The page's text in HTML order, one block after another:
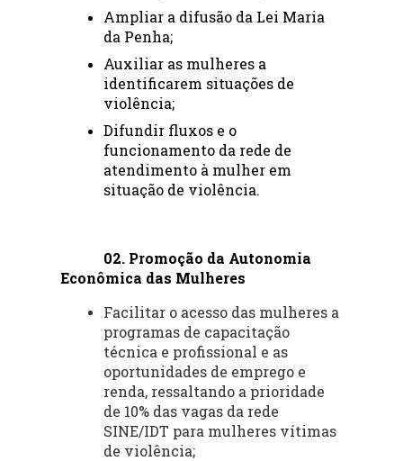
Ampliar a difusão da Lei Maria
da Penha;
Auxiliar as mulheres a
identificarem situações de
violência;
Difundir fluxos e o
funcionamento da rede de
atendimento à mulher em
situação de violência.
02. Promoção da Autonomia
Econômica das Mulheres
Facilitar o acesso das mulheres a
programas de capacitação
técnica e profissional e as
oportunidades de emprego e
renda, ressaltando a prioridade
de 10% das vagas da rede
SINE/IDT para mulheres vítimas
de violência;